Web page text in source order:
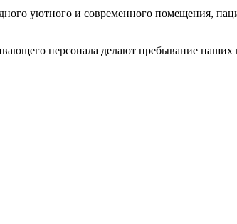
уютного и современного помещения,
персонала делают пребывание